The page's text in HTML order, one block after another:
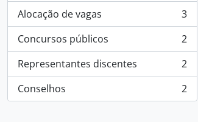
Alocação de vagas
, 3 resultados
3
Concursos públicos
, 2 resultados
2
Representantes discentes
, 2 resultados
2
Conselhos
, 2 resultados 2